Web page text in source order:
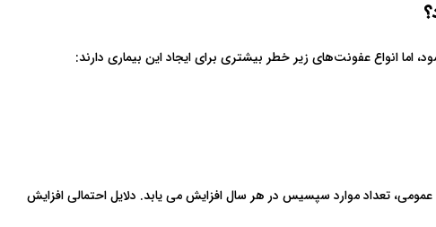
انواع عفونت‌های زیر خطر بیشتری برای ایجاد این بیماری دارند:
تعداد موارد سپسیس در هر سال افزایش می یابد. دلایل احتمالی افزایش